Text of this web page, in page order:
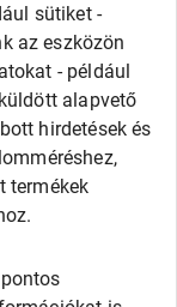
sütiket -
az eszközön
- például
alapvető
hirdetések és
termékek